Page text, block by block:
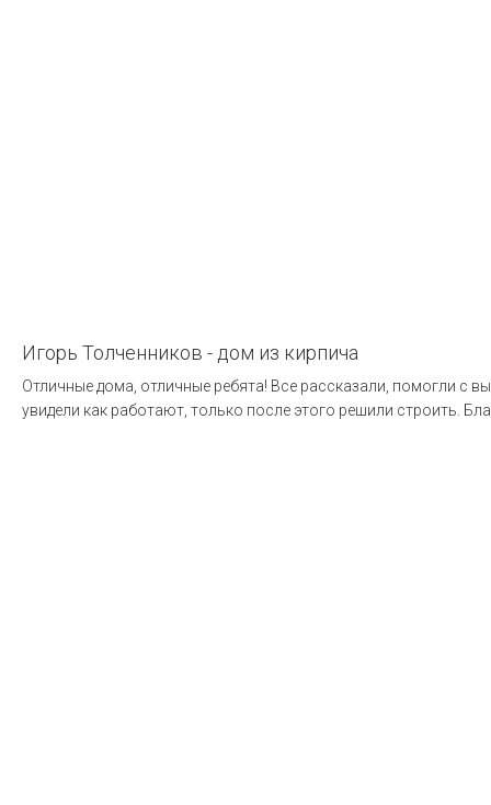
Игорь Толченников - дом из кирпича
Отличные дома, отличные ребята! Все рассказали, помогли с
увидели как работают, только после этого решили строить.